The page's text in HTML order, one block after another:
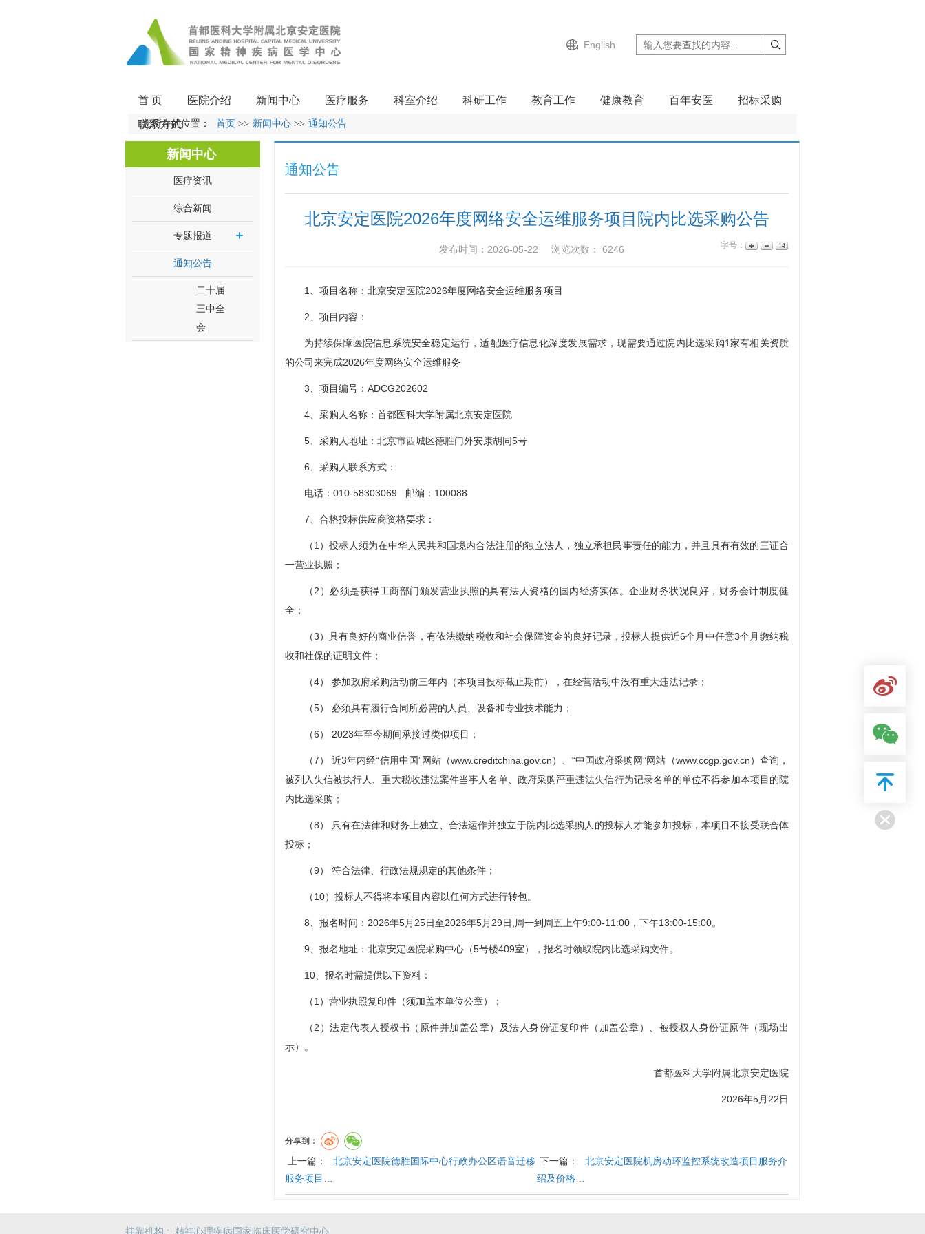
English
首 页 医院介绍 新闻中心 医疗服务 科室介绍 科研工作 教育工作 健康教育 百年安医 招标采购
联系方式
您所在的位置： 首页 >> 新闻中心 >> 通知公告
新闻中心
医疗资讯
综合新闻
专题报道
通知公告
二十届
三中全
会
通知公告
北京安定医院2026年度网络安全运维服务项目院内比选采购公告
发布时间：2026-05-22 浏览次数： 6246 字号：
1、项目名称：北京安定医院2026年度网络安全运维服务项目
2、项目内容：
为持续保障医院信息系统安全稳定运行，适配医疗信息化深度发展需求，现需要通过院内比选采购1家有相关资质
的公司来完成2026年度网络安全运维服务
3、项目编号：ADCG202602
4、采购人名称：首都医科大学附属北京安定医院
5、采购人地址：北京市西城区德胜门外安康胡同5号
6、采购人联系方式：
电话：010-58303069 邮编：100088
7、合格投标供应商资格要求：
（1）投标人须为在中华人民共和国境内合法注册的独立法人，独立承担民事责任的能力，并且具有有效的三证合
一营业执照；
（2）必须是获得工商部门颁发营业执照的具有法人资格的国内经济实体。企业财务状况良好，财务会计制度健
全；
（3）具有良好的商业信誉，有依法缴纳税收和社会保障资金的良好记录，投标人提供近6个月中任意3个月缴纳税
收和社保的证明文件；
（4） 参加政府采购活动前三年内（本项目投标截止期前），在经营活动中没有重大违法记录；
（5） 必须具有履行合同所必需的人员、设备和专业技术能力；
（6） 2023年至今期间承接过类似项目；
（7） 近3年内经“信用中国”网站（www.creditchina.gov.cn）、“中国政府采购网”网站（www.ccgp.gov.cn）查询，
被列入失信被执行人、重大税收违法案件当事人名单、政府采购严重违法失信行为记录名单的单位不得参加本项目的院
内比选采购；
（8） 只有在法律和财务上独立、合法运作并独立于院内比选采购人的投标人才能参加投标，本项目不接受联合体
投标；
（9） 符合法律、行政法规规定的其他条件；
（10）投标人不得将本项目内容以任何方式进行转包。
8、报名时间：2026年5月25日至2026年5月29日,周一到周五上午9:00-11:00，下午13:00-15:00。
9、报名地址：北京安定医院采购中心（5号楼409室），报名时领取院内比选采购文件。
10、报名时需提供以下资料：
（1）营业执照复印件（须加盖本单位公章）；
（2）法定代表人授权书（原件并加盖公章）及法人身份证复印件（加盖公章）、被授权人身份证原件（现场出
示）。
首都医科大学附属北京安定医院
2026年5月22日
分享到：
上一篇：
北京安定医院德胜国际中心行政办公区语音迁移
服务项目…
下一篇：
北京安定医院机房动环监控系统改造项目服务介
绍及价格…
挂靠机构 : 精神心理疾病国家临床医学研究中心